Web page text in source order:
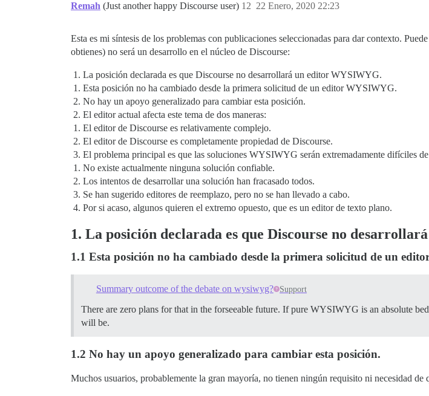
Remah (Just another happy Discourse user) 22 Enero, 2020 22:23
12
Esta es mi síntesis de los problemas con publicaciones seleccionadas para dar contexto.
obtienes) no será un desarrollo en el núcleo de Discourse:
La posición declarada es que Discourse no desarrollará un editor WYSIWYG.
Esta posición no ha cambiado desde la primera solicitud de un editor WYSIWYG.
No hay un apoyo generalizado para cambiar esta posición.
El editor actual afecta este tema de dos maneras:
El editor de Discourse es relativamente complejo.
El editor de Discourse es completamente propiedad de Discourse.
El problema principal es que las soluciones WYSIWYG serán extremadamente difíciles
No existe actualmente ninguna solución confiable.
Los intentos de desarrollar una solución han fracasado todos.
Se han sugerido editores de reemplazo, pero no se han llevado a cabo.
Por si acaso, algunos quieren el extremo opuesto, que es un editor de texto plano.
1. La posición declarada es que Discourse no
1.1 Esta posición no ha cambiado desde la primera solicitud de un
Summary outcome of the debate on wysiwyg? Support
There are zero plans for that in the forseeable future. If pure WYSIWYG is an absolute
will be.
1.2 No hay un apoyo generalizado para cambiar esta posición.
Muchos usuarios, probablemente la gran mayoría, no tienen ningún requisito ni necesidad de